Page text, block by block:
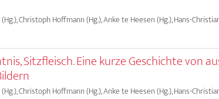
Christoph Hoffmann (Hg.), Anke te Heesen (Hg.), Hans-
Sitzfleisch. Eine kurze Geschichte von
Christoph Hoffmann (Hg.), Anke te Heesen (Hg.), Hans-